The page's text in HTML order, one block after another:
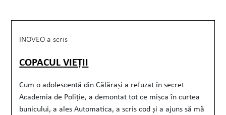
INOVEO a scris
COPACUL VIEȚII
Cum o adolescentă din Călărași a refuzat în secret
Academia de Poliție, a demontat tot ce mișca în curtea
bunicului, a ales Automatica, a scris cod și a ajuns să mă